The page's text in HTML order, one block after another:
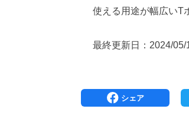
使える用途が幅広いT
最終更新日：2024/05/